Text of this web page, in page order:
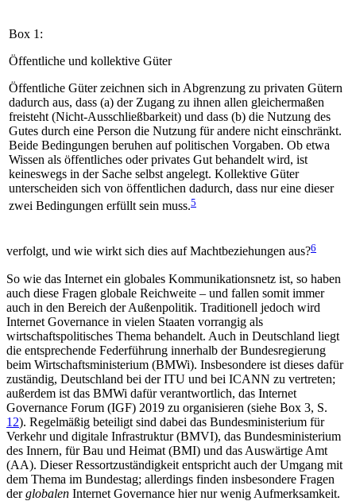
Box 1:
Öffentliche und kollektive Güter
Öffentliche Güter zeichnen sich in Abgrenzung zu priva­ten Gütern
dadurch aus, dass (a) der Zugang zu ihnen allen gleichermaßen
freisteht (Nicht-Ausschließbarkeit) und dass (b) die Nutzung des
Gutes durch eine Person die Nutzung für andere nicht einschränkt.
Beide Bedingungen beruhen auf politischen Vorgaben. Ob etwa
Wissen als öffentliches oder privates Gut behandelt wird, ist
keineswegs in der Sache selbst angelegt. Kollektive Güter
unterscheiden sich von öffentlichen dadurch, dass nur eine dieser
zwei Bedingungen erfüllt sein muss.5
verfolgt, und wie wirkt sich dies auf Macht­bezie­hungen aus?6
So wie das Internet ein globales Kommunikationsnetz ist, so haben
auch diese Fragen globale Reich­weite – und fallen somit immer
auch in den Bereich der Außenpolitik. Traditionell jedoch wird
Internet Governance in vielen Staaten vorrangig als
wirtschaftspolitisches Thema behandelt. Auch in Deutsch­land liegt
die entsprechende Federführung innerhalb der Bundesregierung
beim Wirtschaftsministerium (BMWi). Insbesondere ist dieses dafür
zuständig, Deutschland bei der ITU und bei ICANN zu vertreten;
außerdem ist das BMWi dafür verantwortlich, das Internet
Governance Forum (IGF) 2019 zu organisieren (siehe Box 3, S.
12). Regelmäßig beteiligt sind dabei das Bundesministerium für
Verkehr und digi­tale Infrastruktur (BMVI), das Bundesministerium
des Innern, für Bau und Heimat (BMI) und das Auswärtige Amt
(AA). Dieser Ressort­zuständigkeit entspricht auch der Umgang mit
dem Thema im Bundestag; allerdings finden insbesondere Fragen
derglobalen Internet Governance hier nur wenig Aufmerksamkeit.